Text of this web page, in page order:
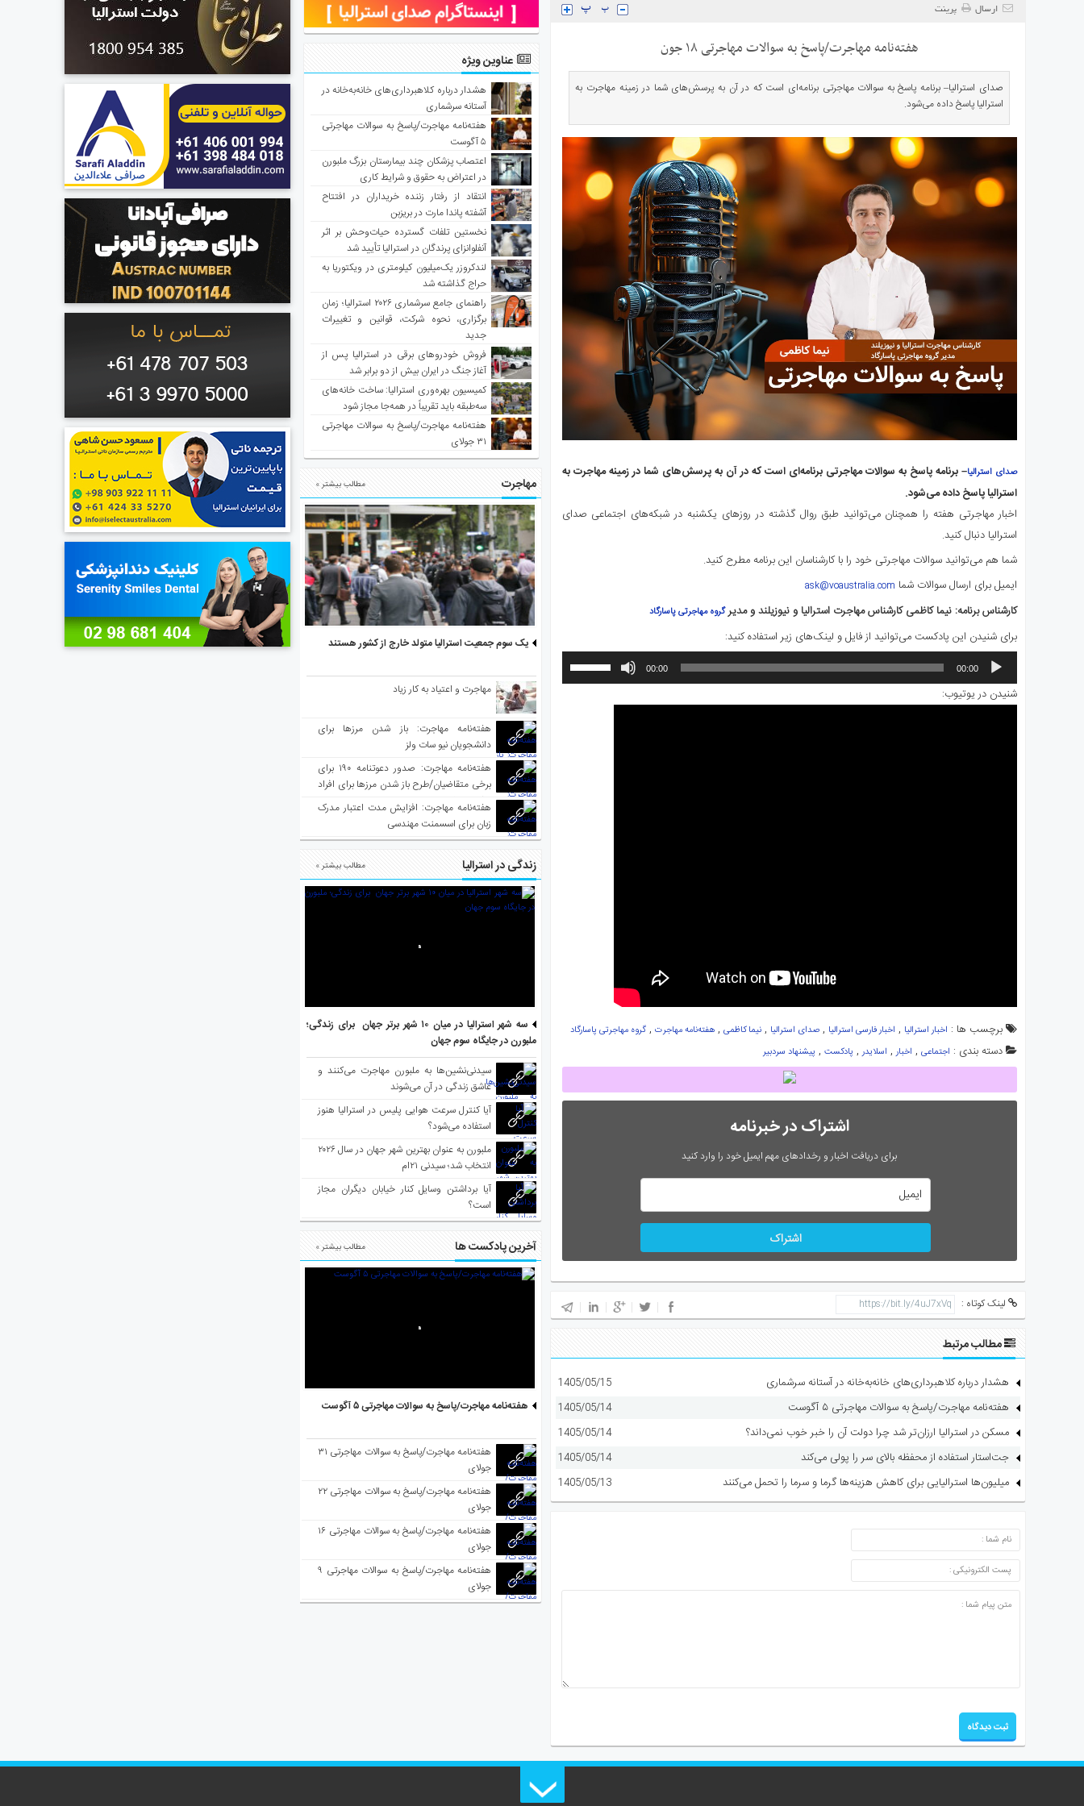
ارسال پرینت
هفته‌نامه مهاجرت/پاسخ به سوالات مهاجرتی ۱۸ جون
صدای استرالیا– برنامه پاسخ به سوالات مهاجرتی برنامه‌ای است که در آن به پرسش‌های شما در زمینه مهاجرت به
استرالیا پاسخ داده می‌شود.
صدای استرالیا– برنامه پاسخ به سوالات مهاجرتیبرنامه‌ایاست که در آن به پرسش‌های شما در زمینه مهاجرت به
استرالیا پاسخ داده می‌شود.
اخبار مهاجرتی هفته را همچنان می‌توانید طبق روال گذشته در روزهای یکشنبه در شبکه‌های اجتماعی صدای
استرالیا دنبال کنید.
شما هم می‌توانید سوالات مهاجرتی خود را با کارشناسان این برنامه مطرح کنید.
ایمیل برای ارسال سوالات شما ask@voaustralia.com
کارشناس برنامه: نیما کاظمی کارشناس مهاجرت استرالیا و نیوزیلند و مدیرگروه مهاجرتی پاسارگاد
برای شنیدن این پادکست می‌توانید از فایل و لینک‌های زیر استفاده کنید:
پخش‌کننده
صوت
00:00
00:00
افزایش
شنیدن در یوتیوب:
برچسب ها : اخبار استرالیا , اخبار فارسی استرالیا , صدای استرالیا , نیما کاظمی , هفته‌نامه مهاجرت , گروه مهاجرتی پاسارگاد
دسته بندی : اجتماعی , اخبار, اسلایدر, پادکست , پیشنهاد سردبیر
اشتراک در خبرنامه
برای دریافت اخبار و رخدادهای مهم ایمیل خود را وارد کنید
اشتراک
لینک کوتاه :
مطالب مرتبط
هشدار درباره کلاهبرداری‌های خانه‌به‌خانه در آستانه سرشماری 1405/05/15
هفته‌نامه مهاجرت/پاسخ به سوالات مهاجرتی ۵ آگوست 1405/05/14
مسکن در استرالیا ارزان‌تر شد چرا دولت آن را خبر خوب نمی‌داند؟ 1405/05/14
جت‌استار استفاده از محفظه بالای سر را پولی می‌کند 1405/05/14
میلیون‌ها استرالیایی برای کاهش هزینه‌ها گرما و سرما را تحمل می‌کنند 1405/05/13
ارسال دیدگاه
عناوین ویژه
هشدار درباره کلاهبرداری‌های خانه‌به‌خانه در
آستانه سرشماری
هفته‌نامه مهاجرت/پاسخ به سوالات مهاجرتی
۵ آگوست
اعتصاب پزشکان چند بیمارستان بزرگ ملبورن
در اعتراض به حقوق و شرایط کاری
انتقاد از رفتار زننده خریداران در افتتاح
آشفته پاندا مارت در بریزبن
نخستین تلفات گسترده حیات‌وحش بر اثر
آنفلوانزای پرندگان در استرالیا تأیید شد
لندکروزر یک‌میلیون کیلومتری در ویکتوریا به
حراج گذاشته شد
راهنمای جامع سرشماری ۲۰۲۶ استرالیا؛ زمان
برگزاری، نحوه شرکت، قوانین و تغییرات
جدید
فروش خودروهای برقی در استرالیا پس از
آغاز جنگ در ایران بیش از دو برابر شد
کمیسیون بهره‌وری استرالیا: ساخت خانه‌های
سه‌طبقه باید تقریباً در همه‌جا مجاز شود
هفته‌نامه مهاجرت/پاسخ به سوالات مهاجرتی
۳۱ جولای
مهاجرت مطالب بیشتر »
یک سوم جمعیت استرالیا متولد خارج از کشور هستند
مهاجرت و اعتیاد به کار زیاد
هفته‌نامه مهاجرت: باز شدن مرزها برای
دانشجویان نیو سات ولز
هفته‌نامه مهاجرت: صدور دعوتنامه ۱۹۰ برای
برخی متقاضیان/طرح باز شدن مرزها برای افراد
واکسینه شده
هفته‌نامه مهاجرت: افزایش مدت اعتبار مدرک
زبان برای اسسمنت مهندسی
زندگی در استرالیا مطالب بیشتر »
سه شهر استرالیا در میان ۱۰ شهر برتر جهان برای زندگی؛
ملبورن در جایگاه سوم جهان
سیدنی‌نشین‌ها به ملبورن مهاجرت می‌کنند و
عاشق زندگی در آن می‌شوند
آیا کنترل سرعت هوایی پلیس در استرالیا هنوز
استفاده می‌شود؟
ملبورن به عنوان بهترین شهر جهان در سال ۲۰۲۶
انتخاب شد؛ سیدنی ۲۱‌ام
آیا برداشتن وسایل کنار خیابان دیگران مجاز
است؟
آخرین پادکست ها مطالب بیشتر »
هفته‌نامه مهاجرت/پاسخ به سوالات مهاجرتی ۵ آگوست
هفته‌نامه مهاجرت/پاسخ به سوالات مهاجرتی ۳۱
جولای
هفته‌نامه مهاجرت/پاسخ به سوالات مهاجرتی ۲۲
جولای
هفته‌نامه مهاجرت/پاسخ به سوالات مهاجرتی ۱۶
جولای
هفته‌نامه مهاجرت/پاسخ به سوالات مهاجرتی ۹
جولای